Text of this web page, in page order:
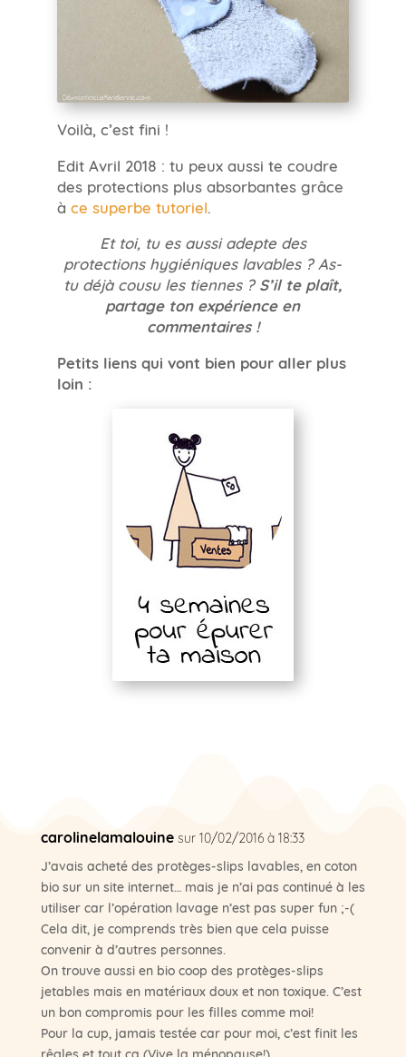
Voilà, c’est fini !
Edit Avril 2018 : tu peux aussi te coudre
des protections plus absorbantes grâce
à ce superbe tutoriel
Et toi, tu es aussi adepte des
protections hygiéniques lavables ? As-
tu déjà cousu les tiennes ? S’il te plaît,
partage ton expérience en
commentaires !
Petits liens qui vont bien pour aller plus
loin :
carolinelamalouine sur 10/02/2016 à 18:33
J’avais acheté des protèges-slips lavables, en coton
bio sur un site internet… mais je n’ai pas continué à les
utiliser car l’opération lavage n’est pas super fun ;-(
Cela dit, je comprends très bien que cela puisse
convenir à d’autres personnes.
On trouve aussi en bio coop des protèges-slips
jetables mais en matériaux doux et non toxique. C’est
un bon compromis pour les filles comme moi!
Pour la cup, jamais testée car pour moi, c’est finit les
rêgles et tout ça (Vive la ménopause!).